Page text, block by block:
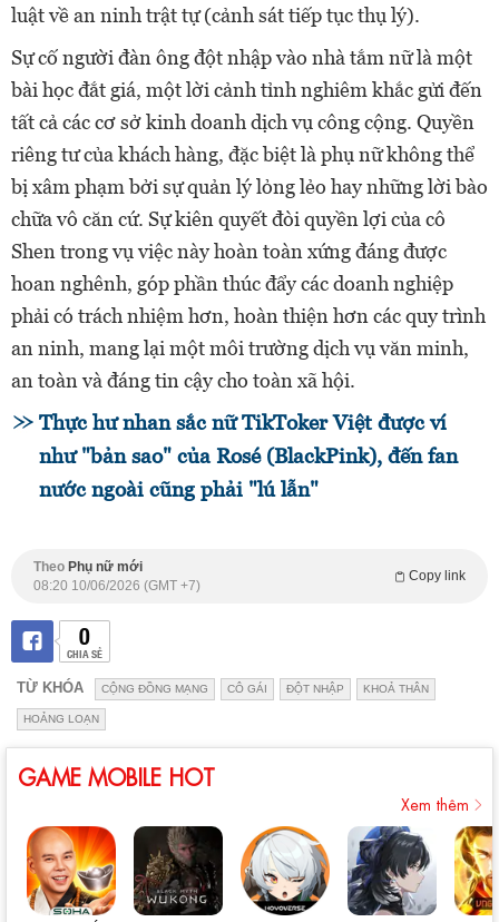
luật về an ninh trật tự (cảnh sát tiếp tục thụ lý).
Sự cố người đàn ông đột nhập vào nhà tắm nữ là một
bài học đắt giá, một lời cảnh tỉnh nghiêm khắc gửi đến
tất cả các cơ sở kinh doanh dịch vụ công cộng. Quyền
riêng tư của khách hàng, đặc biệt là phụ nữ không thể
bị xâm phạm bởi sự quản lý lỏng lẻo hay những lời bào
chữa vô căn cứ. Sự kiên quyết đòi quyền lợi của cô
Shen trong vụ việc này hoàn toàn xứng đáng được
hoan nghênh, góp phần thúc đẩy các doanh nghiệp
phải có trách nhiệm hơn, hoàn thiện hơn các quy trình
an ninh, mang lại một môi trường dịch vụ văn minh,
an toàn và đáng tin cậy cho toàn xã hội.
Thực hư nhan sắc nữ TikToker Việt được ví
như "bản sao" của Rosé (BlackPink), đến fan
nước ngoài cũng phải "lú lẫn"
Theo Phụ nữ mới
Copy link
08:20 10/06/2026 (GMT +7)
0
CHIA SẺ
TỪ KHÓA CỘNG ĐỒNG MẠNG CÔ GÁI ĐỘT NHẬP KHOẢ THÂN
HOẢNG LOẠN
GAME MOBILE HOT
Xem thêm